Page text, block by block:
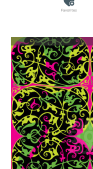
Favorites